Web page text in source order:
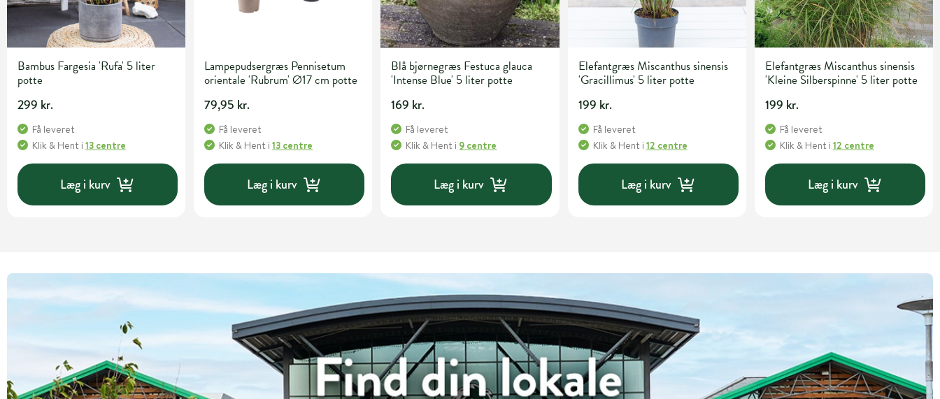
Bambus Fargesia 'Rufa' 5 liter
potte
299 kr.
Få leveret
Klik & Hent i 13 centre
Læg i kurv
Lampepudsergræs Pennisetum
orientale 'Rubrum' Ø17 cm potte
79,95 kr.
Få leveret
Klik & Hent i13 centre
Læg i kurv
Blå bjørnegræs Festuca glauca
'Intense Blue' 5 liter potte
169 kr.
Få leveret
Klik & Hent i 9 centre
Læg i kurv
Elefantgræs Miscanthus sinensis
'Gracillimus' 5 liter potte
199 kr.
Få leveret
Klik & Hent i 12 centre
Læg i kurv
Elefantgræs Miscanthus sinensis
'Kleine Silberspinne' 5 liter potte
199 kr.
Få leveret
Klik & Hent i 12 centre
Læg i kurv